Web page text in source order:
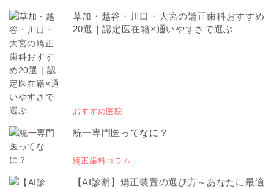
草加・越谷・川口・大宮の矯正歯科おすすめ
20選｜認定医在籍×通いやすさで選ぶ
おすすめ医院
統一専門医ってなに？
矯正歯科コラム
【AI診断】矯正装置の選び方～あなたに最適